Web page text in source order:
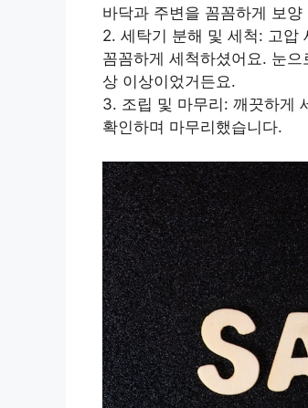
바닥과 주변을 꼼꼼하게 보
2. 세탁기 분해 및 세척: 고압
꼼꼼하게 세척하셨어요. 눈
상 이상이었거든요.
3. 조립 및 마무리: 깨끗하게
확인하며 마무리했습니다.